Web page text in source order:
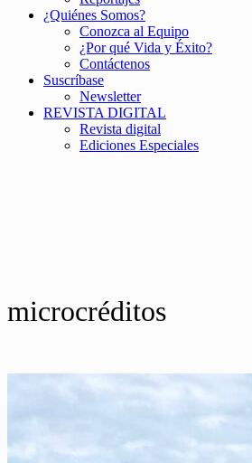
¿Quiénes Somos?
Conozca al Equipo
¿Por qué Vida y Éxito?
Contáctenos
Suscríbase
Newsletter
REVISTA DIGITAL
Revista digital
Ediciones Especiales
microcréditos